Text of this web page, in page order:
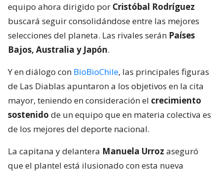
equipo ahora dirigido por Cristóbal Rodríguez
buscará seguir consolidándose entre las mejores
selecciones del planeta. Las rivales serán Países
Bajos, Australia y Japón.
Y en diálogo con BioBioChile, las principales figuras
de Las Diablas apuntaron a los objetivos en la cita
mayor, teniendo en consideración el crecimiento
sostenido de un equipo que en materia colectiva es
de los mejores del deporte nacional.
La capitana y delantera Manuela Urroz aseguró
que el plantel está ilusionado con esta nueva